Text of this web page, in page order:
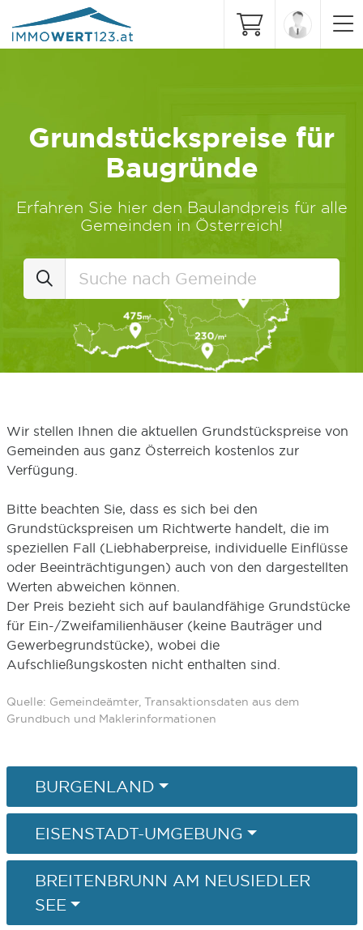
Grundstückspreise für
Baugründe
Erfahren Sie hier den Baulandpreis für alle
Gemeinden in Österreich!
Wir stellen Ihnen die aktuellen Grundstückspreise von
Gemeinden aus ganz Österreich kostenlos zur
Verfügung.
Bitte beachten Sie, dass es sich bei den
Grundstückspreisen um Richtwerte handelt, die im
speziellen Fall (Liebhaberpreise, individuelle Einflüsse
oder Beeinträchtigungen) auch von den dargestellten
Werten abweichen können.
Der Preis bezieht sich auf baulandfähige Grundstücke
für Ein-/Zweifamilienhäuser (keine Bauträger und
Gewerbegrundstücke), wobei die
Aufschließungskosten nicht enthalten sind.
Quelle: Gemeindeämter, Transaktionsdaten aus dem
Grundbuch und Maklerinformationen
BURGENLAND
EISENSTADT-UMGEBUNG
BREITENBRUNN AM NEUSIEDLER
SEE